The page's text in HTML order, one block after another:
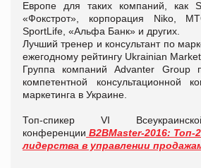
Европе для таких компаний, как
«Фокстрот», корпорация Niko,
SportLife, «Альфа Банк» и других.
Лучший тренер и консультант по
ежегодному рейтингу Ukrainian
Группа компаний Аdvanter Group
компетентной консультационной
маркетинга в Украине.
Топ-спикер VI
конференции B2BMaster-2016:
лидерства в управлении